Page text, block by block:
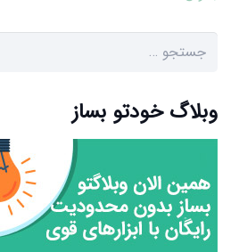
جستجو
وبلاگ خودتو بساز